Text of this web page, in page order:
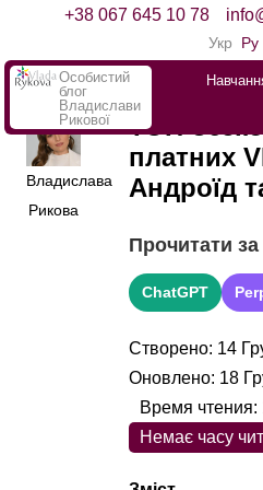
+38 067 645 10 78
Укр Ру
Особистий
блог
Владислави
Рикової
Владислава
Рикова
ТОП
платних
Андроїд
Прочитати
ChatGPT
Створено: 14
Оновлено: 18
Немає часу
Время чтения: